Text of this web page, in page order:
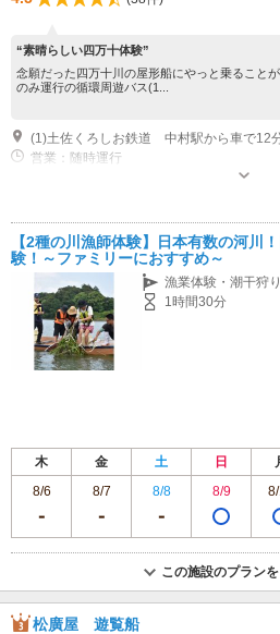
“素晴らしい四万十体験”
念願だった四万十川の屋形船にやっと乗ること
のみ運行の循環周遊バス(1...
(1)土佐くろしお鉄道 中村駅から車で12
営業：随時運行
【2種の川漁師体験】日本有数の河川
験！～ファミリーにおすすめ～
漁業体験・潮干狩
1時間30分
木 金 土 日
8/6
8/7 8/8 8/9
この施設のプラン
松廣屋 遊覧船